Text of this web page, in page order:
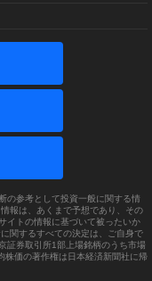
の参考として投資一般に関する情
報は、あくまで予想であり、その
イトの情報に基づいて被ったいか
関するすべての決定は、ご自身で
証券取引所1部上場銘柄のうち市場
株価の著作権は日本経済新聞社に帰